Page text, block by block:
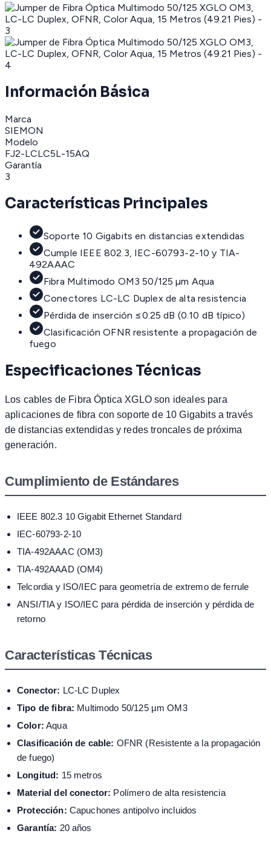
Información Básica
Marca
SIEMON
Modelo
FJ2-LCLC5L-15AQ
Garantía
3
Características Principales
Soporte 10 Gigabits en distancias extendidas
Cumple IEEE 802.3, IEC-60793-2-10 y TIA-
492AAAC
Fibra Multimodo OM3 50/125 µm Aqua
Conectores LC-LC Duplex de alta resistencia
Pérdida de inserción ≤0.25 dB (0.10 dB típico)
Clasificación OFNR resistente a propagación de
fuego
Especificaciones Técnicas
Los cables de Fibra Óptica XGLO son ideales para
aplicaciones de fibra con soporte de 10 Gigabits a través
de distancias extendidas y redes troncales de próxima
generación.
Cumplimiento de Estándares
IEEE 802.3 10 Gigabit Ethernet Standard
IEC-60793-2-10
TIA-492AAAC (OM3)
TIA-492AAAD (OM4)
Telcordia y ISO/IEC para geometría de extremo de ferrule
ANSI/TIA y ISO/IEC para pérdida de inserción y pérdida de
retorno
Características Técnicas
Conector: LC-LC Duplex
Tipo de fibra: Multimodo 50/125 µm OM3
Color: Aqua
Clasificación de cable: OFNR (Resistente a la propagación
de fuego)
Longitud: 15 metros
Material del conector: Polímero de alta resistencia
Protección: Capuchones antipolvo incluidos
Garantía: 20 años